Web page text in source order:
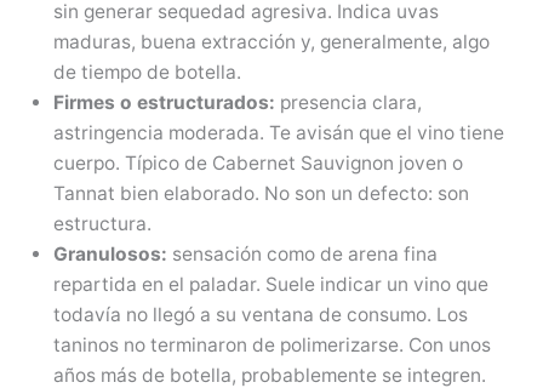
sin generar sequedad agresiva. Indica uvas
maduras, buena extracción y, generalmente, algo
de tiempo de botella.
Firmes o estructurados: presencia clara,
astringencia moderada. Te avisán que el vino tiene
cuerpo. Típico de Cabernet Sauvignon joven o
Tannat bien elaborado. No son un defecto: son
estructura.
Granulosos: sensación como de arena fina
repartida en el paladar. Suele indicar un vino que
todavía no llegó a su ventana de consumo. Los
taninos no terminaron de polimerizarse. Con unos
años más de botella, probablemente se integren.